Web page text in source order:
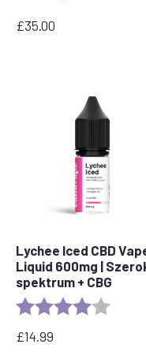
£35.00
Lychee Iced CBD
Liquid 600mg |
spektrum + CBG
Ocena: 4.0
£14.99